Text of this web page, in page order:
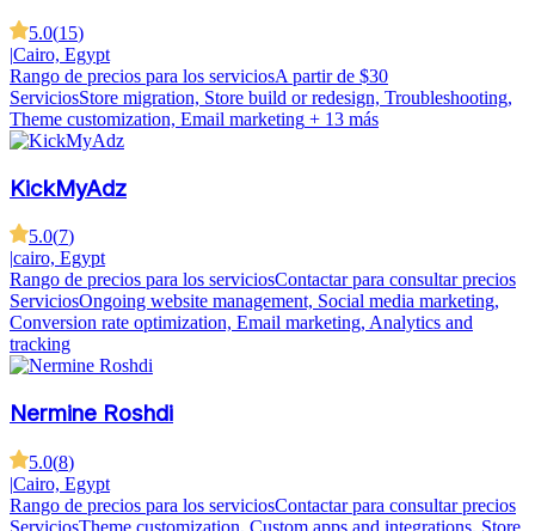
5.0(15)
|Cairo, Egypt
Rango de precios para los serviciosA partir de $30
ServiciosStore migration, Store build or redesign, Troubleshooting,
Theme customization, Email marketing + 13 más
KickMyAdz
5.0(7)
|cairo, Egypt
Rango de precios para los serviciosContactar para consultar precios
ServiciosOngoing website management, Social media marketing,
Conversion rate optimization, Email marketing, Analytics and
tracking
Nermine Roshdi
5.0(8)
|Cairo, Egypt
Rango de precios para los serviciosContactar para consultar precios
ServiciosTheme customization, Custom apps and integrations, Store